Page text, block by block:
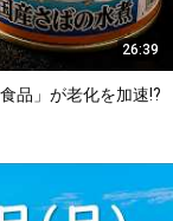
26:39
品」が老化を加速!?